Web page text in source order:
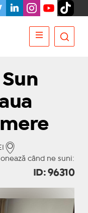
când ne suni:
ID: 96310